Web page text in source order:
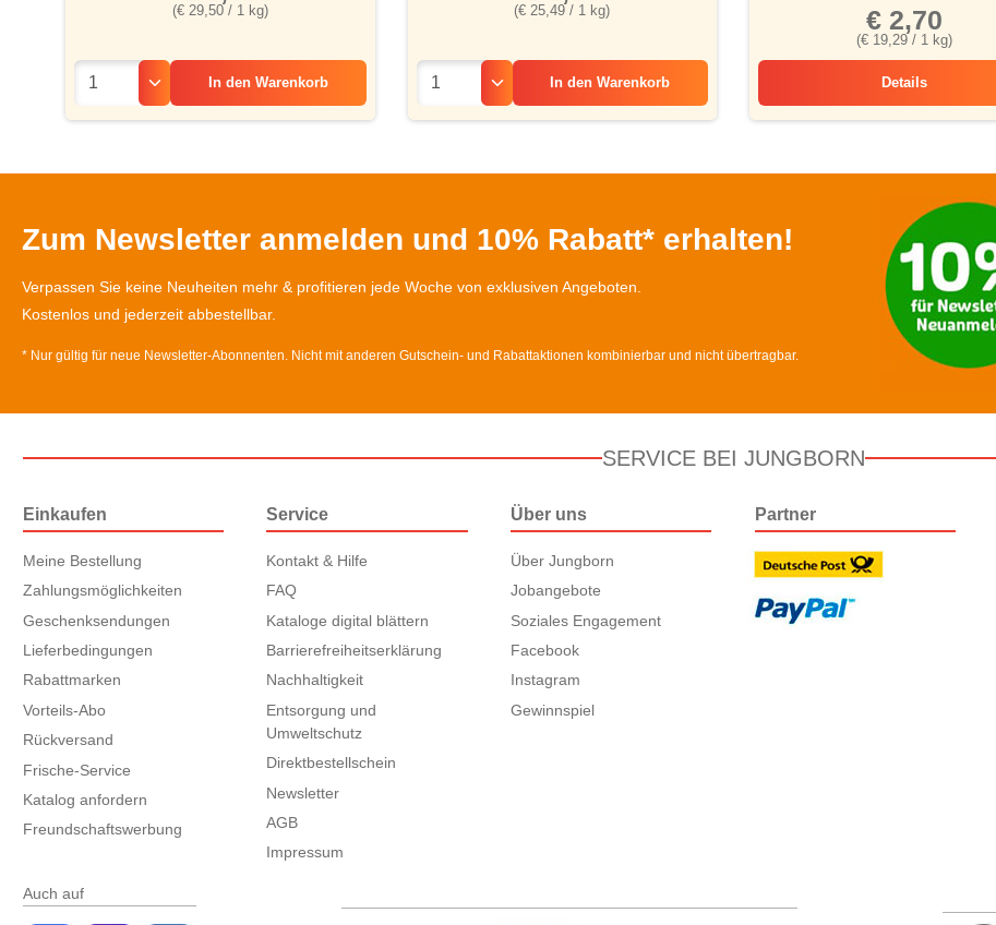
(€ 29,50 / 1 kg)
In den Warenkorb
(€ 25,49 / 1 kg)
In den Warenkorb
(€ 19,29 / 1 kg)
€ 2,70
Details
Zum Newsletter anmelden und 10% Rabatt* erhalten!
Verpassen Sie keine Neuheiten mehr & profitieren jede Woche von exklusiven Angeboten.
Kostenlos und jederzeit abbestellbar.
* Nur gültig für neue Newsletter-Abonnenten. Nicht mit anderen Gutschein- und Rabattaktionen kombinierbar und nicht übertragbar.
SERVICE BEI JUNGBORN
Einkaufen
Meine Bestellung
Zahlungsmöglichkeiten
Geschenksendungen
Lieferbedingungen
Rabattmarken
Vorteils-Abo
Rückversand
Frische-Service
Katalog anfordern
Freundschaftswerbung
Service
Kontakt & Hilfe
FAQ
Kataloge digital blättern
Barrierefreiheitserklärung
Nachhaltigkeit
Entsorgung und
Umweltschutz
Direktbestellschein
Newsletter
AGB
Impressum
Über uns
Über Jungborn
Jobangebote
Soziales Engagement
Facebook
Instagram
Gewinnspiel
Partner
Auch auf